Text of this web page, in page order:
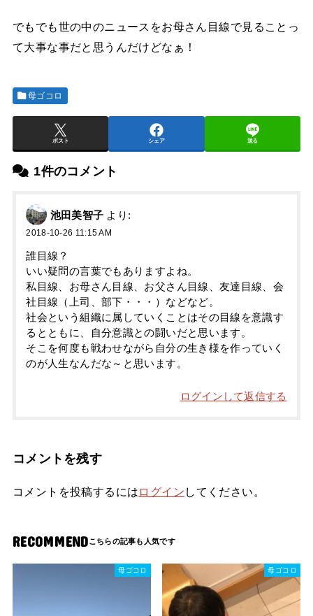
でもでも世の中のニュースをお母さん目線で見ることっ
て大事な事だと思うんだけどなぁ！
母ゴコロ
ポスト シェア 送る
1件のコメント
池田美智子 より:
2018-10-26 11:15 AM
誰目線？
いい疑問の言葉でもありますよね。
私目線、お母さん目線、お父さん目線、友達目線、会
社目線（上司、部下・・・）などなど。
社会という組織に属していくことはその目線を意識す
るとともに、自分意識との闘いだと思います。
そこを何度も戦わせながら自分の生き様を作っていく
のが人生なんだな～と思います。
ログインして返信する
コメントを残す
コメントを投稿するには ログイン してください。
RECOMMEND
母ゴコロ 母ゴコロ